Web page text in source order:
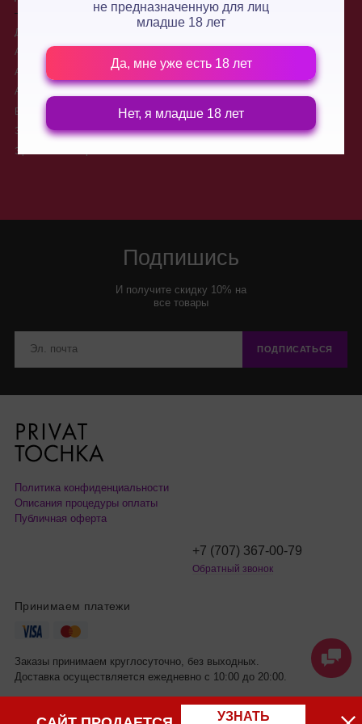
не предназначенную для лиц
младше 18 лет
Да, мне уже есть 18 лет
Нет, я младше 18 лет
Для двоих
Анальные стимуляторы
Анальные пробки
Анальные шарики, цепочки
Вибраторы для двоих
Электростимуляторы
Эротические игры
Доставка
Контакты
Новости
Условия обмена и возврата
Подпишись
И получите скидку 10% на
все товары
ПОДПИСАТЬСЯ
Политика конфиденциальности
Описания процедуры оплаты
Публичная оферта
+7 (707) 367-00-79
Обратный звонок
Принимаем платежи
Заказы принимаем круглосуточно, без выходных.
Доставка осуществляется ежедневно с 10:00 до 20:00.
УЗНАТЬ